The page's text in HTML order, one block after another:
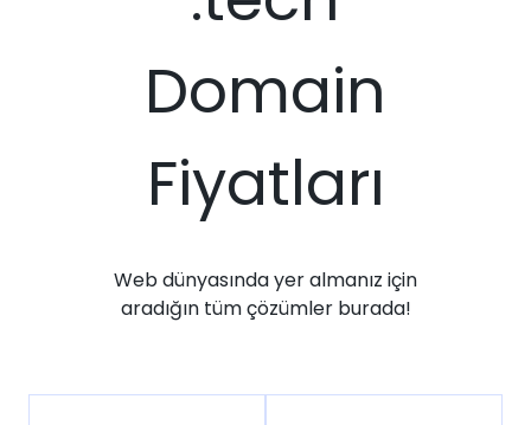
Domain
Fiyatları
Web dünyasında yer almanız için
aradığın tüm çözümler burada!